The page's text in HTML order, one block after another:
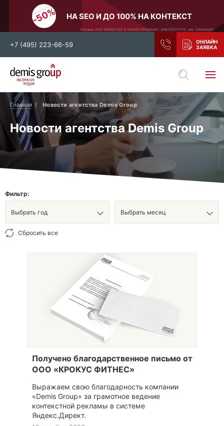
НА SEO И ДО 100% НА КОНТЕКСТ
Реклама. ООО "МАРКЕТИНГ И ОНЛАЙН ПРОДАЖИ". ИНН 9705151710. erid: 2SDnjdiVyD2
+7 (495) 223-66-59
Выберите свой город
Москва
Санкт-Петербург
Нижний Новгород
Тамбов
Воронеж
Тула
Новосибирск
Екатеринбург
Самара
Ростов-на-Дону
Главная Новости агентства Demis Group
Новости агентства Demis Group
Фильтр:
Выбрать год Выбрать месяц
Сбросить все
Получено благодарственное письмо от
ООО «КРОКУС ФИТНЕС»
Выражаем свою благодарность компании
«Demis Group» за грамотное ведение
контекстной рекламы в системе
Яндекс.Директ.